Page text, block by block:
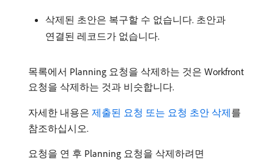
삭제된 초안은 복구할 수 없습니다. 초안과
연결된 레코드가 없습니다.
목록에서 Planning 요청을 삭제하는 것은 Workfront
요청을 삭제하는 것과 비슷합니다.
자세한 내용은 제출된 요청 또는 요청 초안 삭제를
참조하십시오.
요청을 연 후 Planning 요청을 삭제하려면